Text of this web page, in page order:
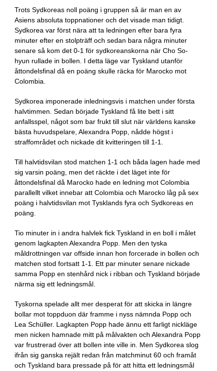
Trots Sydkoreas noll poäng i gruppen så är man en av
Asiens absoluta toppnationer och det visade man tidigt.
Sydkorea var först nära att ta ledningen efter bara fyra
minuter efter en stolpträff och sedan bara några minuter
senare så kom det 0-1 för sydkoreanskorna när Cho So-
hyun rullade in bollen. I detta läge var Tyskland utanför
åttondelsfinal då en poäng skulle räcka för Marocko mot
Colombia.
Sydkorea imponerade inledningsvis i matchen under första
halvtimmen. Sedan började Tyskland få lite bett i sitt
anfallsspel, något som bar frukt till slut när världens kanske
bästa huvudspelare, Alexandra Popp, nådde högst i
straffområdet och nickade dit kvitteringen till 1-1.
Till halvtidsvilan stod matchen 1-1 och båda lagen hade med
sig varsin poäng, men det räckte i det läget inte för
åttondelsfinal då Marocko hade en ledning mot Colombia
parallellt vilket innebar att Colombia och Marocko låg på sex
poäng i halvtidsvilan mot Tysklands fyra och Sydkoreas en
poäng.
Tio minuter in i andra halvlek fick Tyskland in en boll i målet
genom lagkapten Alexandra Popp. Men den tyska
måldrottningen var offside innan hon forcerade in bollen och
matchen stod fortsatt 1-1. Ett par minuter senare nickade
samma Popp en stenhård nick i ribban och Tyskland började
närma sig ett ledningsmål.
Tyskorna spelade allt mer desperat för att skicka in längre
bollar mot toppduon där framme i nyss nämnda Popp och
Lea Schüller. Lagkapten Popp hade ännu ett farligt nickläge
men nicken hamnade mitt på målvakten och Alexandra Popp
var frustrerad över att bollen inte ville in. Men Sydkorea slog
ifrån sig ganska rejält redan från matchminut 60 och framåt
och Tyskland bara pressade på för att hitta ett ledningsmål